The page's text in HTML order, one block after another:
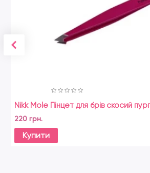
Nikk Mole Пінцет для брів скосий
220 грн.
Купити